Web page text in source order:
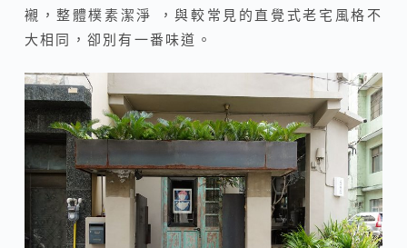
襯，整體樸素潔淨 ，與較常見的直覺式老宅風格不
大相同，卻別有一番味道。